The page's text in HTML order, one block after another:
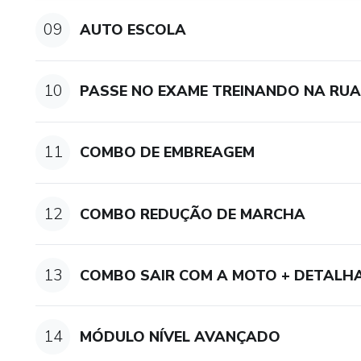
09 AUTO ESCOLA
10 PASSE NO EXAME TREINANDO NA RUA
11 COMBO DE EMBREAGEM
12 COMBO REDUÇÃO DE MARCHA
13 COMBO SAIR COM A MOTO +
14 MÓDULO NÍVEL AVANÇADO